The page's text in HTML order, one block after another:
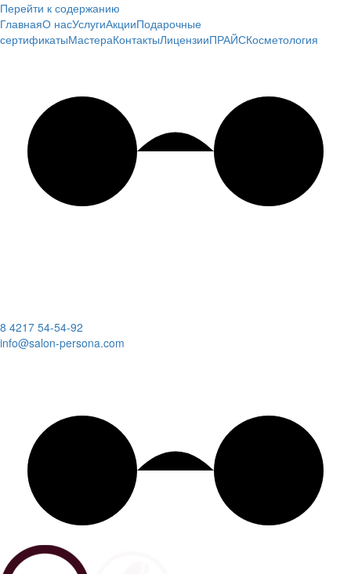
Перейти к содержанию
ГлавнаяО насУслугиАкцииПодарочные
сертификатыМастераКонтактыЛицензииПРАЙСКосметология
8 4217 54-54-92
info@salon-persona.com